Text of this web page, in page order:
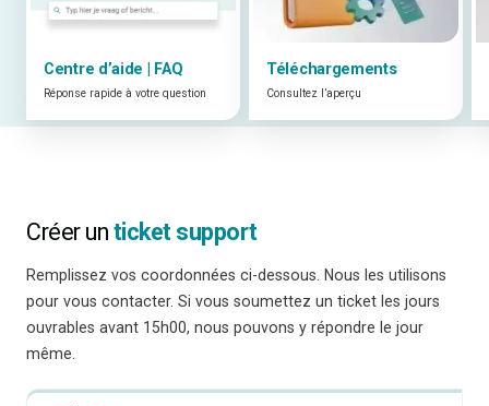
Centre d’aide | FAQ
Réponse rapide à votre question
Téléchargements
Consultez l’aperçu
Créer un ticket support
Remplissez vos coordonnées ci-dessous. Nous les utilisons
pour vous contacter. Si vous soumettez un ticket les jours
ouvrables avant 15h00, nous pouvons y répondre le jour
même.